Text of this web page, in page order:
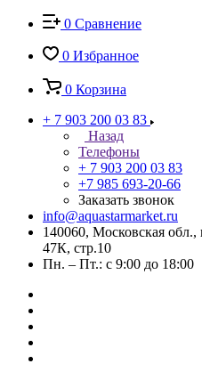
0 Сравнение
0 Избранное
0 Корзина
+ 7 903 200 03 83
Назад
Телефоны
+ 7 903 200 03 83
+7 985 693-20-66
Заказать звонок
info@aquastarmarket.ru
140060, Московская
47К, стр.10
Пн. – Пт.: с 9:00 до 18:00